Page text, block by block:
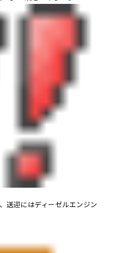
送迎にはディーゼルエンジン